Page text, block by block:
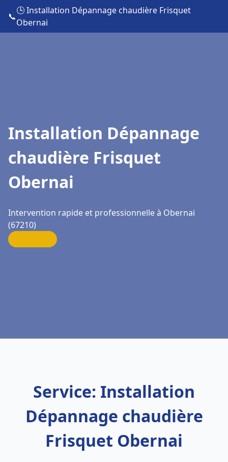
📞
🕒 Installation Dépannage chaudière Frisquet
Obernai
Installation Dépannage
chaudière Frisquet
Obernai
Intervention rapide et professionnelle à Obernai
(67210)
Service: Installation
Dépannage chaudière
Frisquet Obernai